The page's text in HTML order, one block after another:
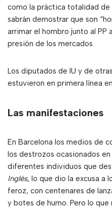
como la práctica totalidad de
sabrán demostrar que son
arrimar el hombro junto al PP
presión de los mercados.
Los diputados de IU y de
estuvieron en primera línea
Las manifestaciones
En Barcelona los medios de
los destrozos ocasionados
diferentes individuos que
Inglés, lo que dio la excusa a
feroz, con centenares de
y botes de humo. Pero lo